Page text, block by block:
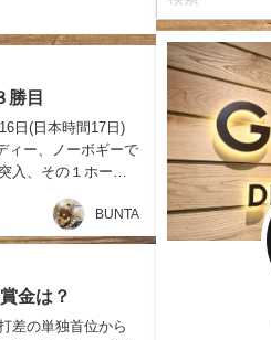
勝目
日(日本時間17日)
ィー、ノーボギーで
入、その１ホール
BUNTA
金は？
差の単独首位から